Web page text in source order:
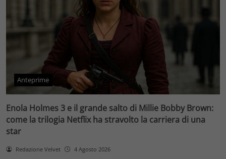
Anteprime
Enola Holmes 3 e il grande salto di Millie Bobby Brown:
come la trilogia Netflix ha stravolto la carriera di una
star
Redazione Velvet 4 Agosto 2026